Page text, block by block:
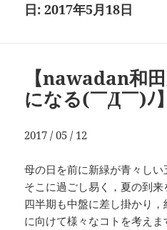
日:2017年5月18日
【nawadan和
になる(￣Д￣)ﾉ
2017 / 05 / 12
母の日を前に新緑が青々し
そこに過ごし易く，夏の到
四半期も中盤に差し掛かり
に向けて様々なコトを考え